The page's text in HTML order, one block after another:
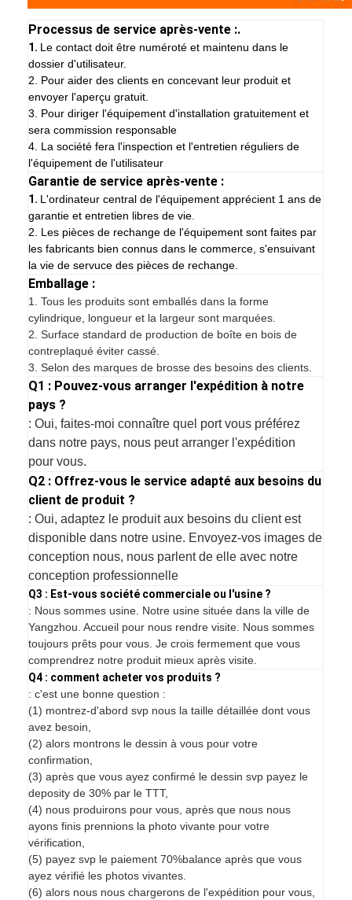
Processus de service après-vente :.
1. Le contact doit être numéroté et maintenu dans le
dossier d'utilisateur.
2. Pour aider des clients en concevant leur produit et
envoyer l'aperçu gratuit.
3. Pour diriger l'équipement d'installation gratuitement et
sera commission responsable
4. La société fera l'inspection et l'entretien réguliers de
l'équipement de l'utilisateur
Garantie de service après-vente :
1. L'ordinateur central de l'équipement apprécient 1 ans de
garantie et entretien libres de vie.
2. Les pièces de rechange de l'équipement sont faites par
les fabricants bien connus dans le commerce, s'ensuivant
la vie de servuce des pièces de rechange.
Emballage :
1.Tous les produits sont emballés dans la forme
cylindrique, longueur et la largeur sont marquées.
2. Surface standard de production de boîte en bois de
contreplaqué éviter cassé.
3. Selon des marques de brosse des besoins des clients.
Q1 : Pouvez-vous arranger l'expédition à notre
pays ?
: Oui, faites-moi connaître quel port vous préférez
dans notre pays, nous peut arranger l'expédition
pour vous.
Q2 : Offrez-vous le service adapté aux besoins du
client de produit ?
: Oui, adaptez le produit aux besoins du client est
disponible dans notre usine. Envoyez-vos images de
conception nous, nous parlent de elle avec notre
conception professionnelle
Q3 : Est-vous société commerciale ou l'usine ?
: Nous sommes usine. Notre usine située dans la ville de
Yangzhou. Accueil pour nous rendre visite. Nous sommes
toujours prêts pour vous. Je crois fermement que vous
comprendrez notre produit mieux après visite.
Q4 : comment acheter vos produits ?
: c'est une bonne question :
(1) montrez-d'abord svp nous la taille détaillée dont vous
avez besoin,
(2) alors montrons le dessin à vous pour votre
confirmation,
(3) après que vous ayez confirmé le dessin svp payez le
deposity de 30% par le TTT,
(4) nous produirons pour vous, après que nous nous
ayons finis prennions la photo vivante pour votre
vérification,
(5) payez svp le paiement 70%balance après que vous
ayez vérifié les photos vivantes.
(6) alors nous nous chargerons de l'expédition pour vous,